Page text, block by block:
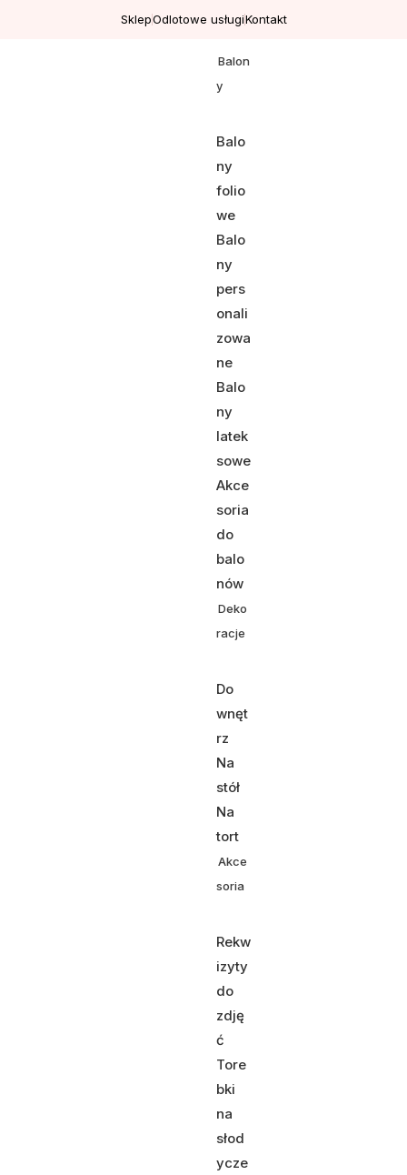
SklepOdlotowe usługiKontakt
Balon
y
Balo
ny
folio
we
Balo
ny
pers
onali
zowa
ne
Balo
ny
latek
sowe
Akce
soria
do
balo
nów
Deko
racje
Do
wnęt
rz
Na
stół
Na
tort
Akce
soria
Rekw
izyty
do
zdję
ć
Tore
bki
na
słod
ycze